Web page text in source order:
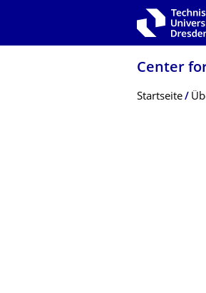
Zur Hauptnavigation springen
Center
Breadcrumb-
Startseite